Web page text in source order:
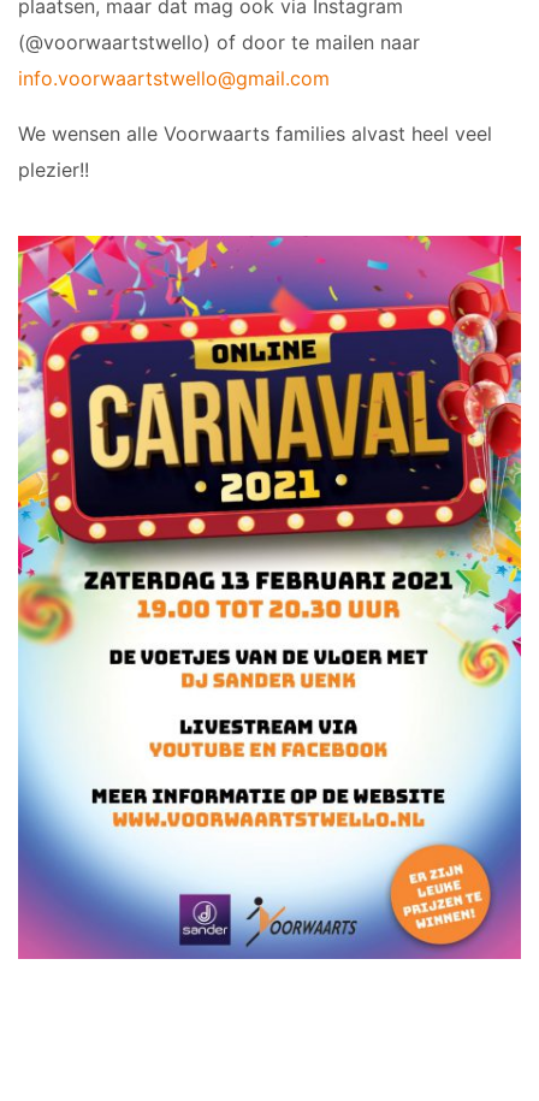
plaatsen, maar dat mag ook via Instagram
(@voorwaartstwello) of door te mailen naar
info.voorwaartstwello@gmail.com
We wensen alle Voorwaarts families alvast heel veel
plezier!!